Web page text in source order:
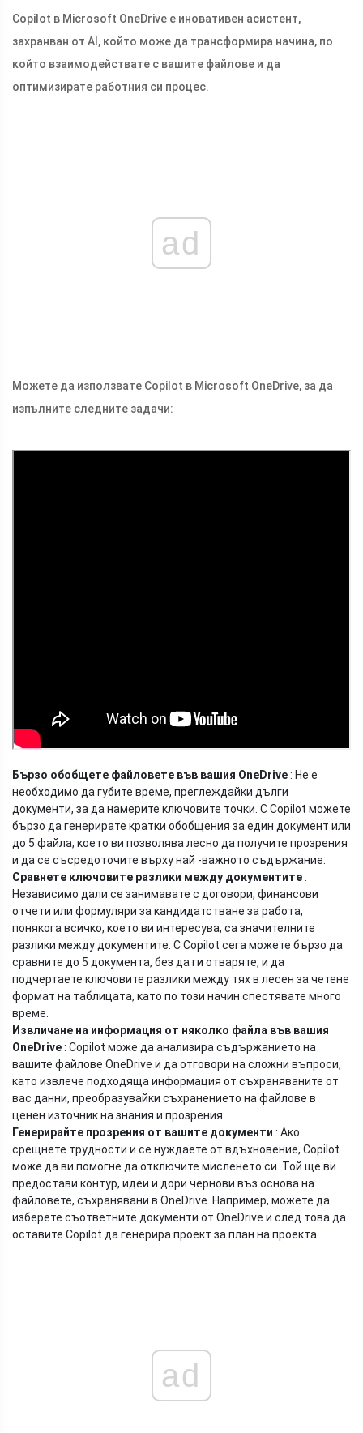
Copilot в Microsoft OneDrive е иновативен асистент,
захранван от AI, който може да трансформира начина, по
който взаимодействате с вашите файлове и да
оптимизирате работния си процес.
ad
Можете да използвате Copilot в Microsoft OneDrive, за да
изпълните следните задачи:
Бързо обобщете файловете във вашия OneDrive: Не е
необходимо да губите време, преглеждайки дълги
документи, за да намерите ключовите точки. С Copilot можете
бързо да генерирате кратки обобщения за един документ или
до 5 файла, което ви позволява лесно да получите прозрения
и да се съсредоточите върху най -важното съдържание.
Сравнете ключовите разлики между документите:
Независимо дали се занимавате с договори, финансови
отчети или формуляри за кандидатстване за работа,
понякога всичко, което ви интересува, са значителните
разлики между документите. С Copilot сега можете бързо да
сравните до 5 документа, без да ги отваряте, и да
подчертаете ключовите разлики между тях в лесен за четене
формат на таблицата, като по този начин спестявате много
време.
Извличане на информация от няколко файла във вашия
OneDrive: Copilot може да анализира съдържанието на
вашите файлове OneDrive и да отговори на сложни въпроси,
като извлече подходяща информация от съхраняваните от
вас данни, преобразувайки съхранението на файлове в
ценен източник на знания и прозрения.
Генерирайте прозрения от вашите документи : Ако
срещнете трудности и се нуждаете от вдъхновение, Copilot
може да ви помогне да отключите мисленето си. Той ще ви
предостави контур, идеи и дори чернови въз основа на
файловете, съхранявани в OneDrive. Например, можете да
изберете съответните документи от OneDrive и след това да
оставите Copilot да генерира проект за план на проекта.
ad